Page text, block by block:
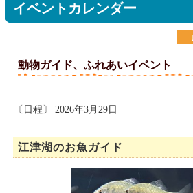
イベントカレンダー
動物ガイド、ふれあいイベント
〔日程〕 2026年3月29日
江津湖のお魚ガイド